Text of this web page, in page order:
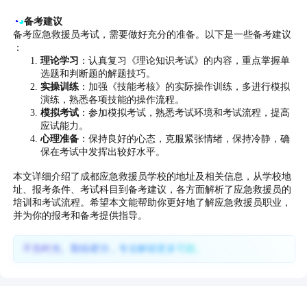
◔◕备考建议
备考应急救援员考试，需要做好充分的准备。以下是一些备考建议
：
理论学习 ：认真复习《理论知识考试》的内容，重点掌握单
选题和判断题的解题技巧。
实操训练 ：加强《技能考核》的实际操作训练，多进行模拟
演练，熟悉各项技能的操作流程。
模拟考试 ：参加模拟考试，熟悉考试环境和考试流程，提高
应试能力。
心理准备 ：保持良好的心态，克服紧张情绪，保持冷静，确
保在考试中发挥出较好水平。
本文详细介绍了成都应急救援员学校的地址及相关信息，从学校地
址、报考条件、考试科目到备考建议，各方面解析了应急救援员的
培训和考试流程。希望本文能帮助你更好地了解应急救援员职业，
并为你的报考和备考提供指导。
不负时光、勤练硬功，专业解锁更多可能。